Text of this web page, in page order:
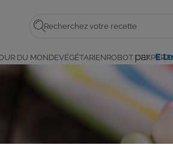
Rechercher
par
E.
Leclerc
DU MONDEVÉGÉTARIENROBOT L'EXPERT